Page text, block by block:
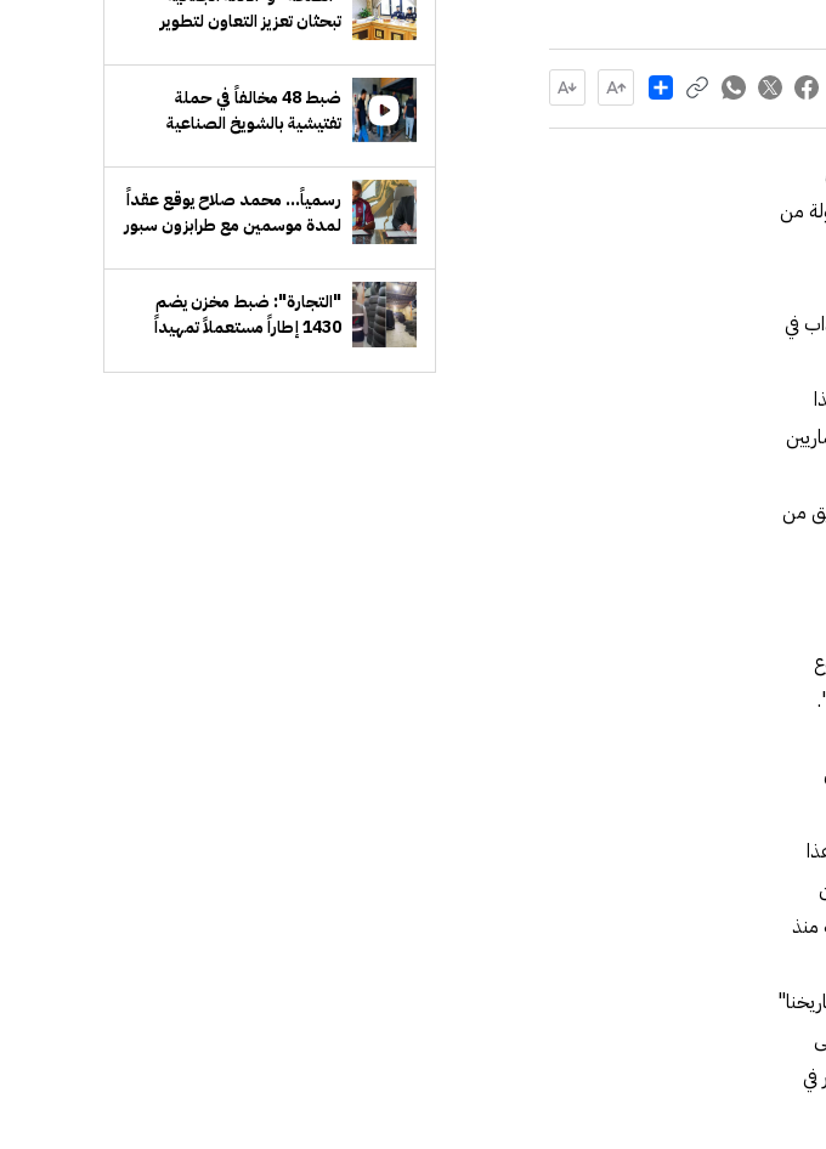
Share
للعمارة لعام 2021 تحت عنوان (كيف نعيش معا) ضمن 46 دولة من
في
من
منذ
في
تبحثان تعزيز التعاون لتطوير
الشرعي
ضبط 48 مخالفاً في حملة
تفتيشية بالشويخ الصناعية
رسمياً... محمد صلاح يوقع عقداً
لمدة موسمين مع طرابزون سبور
"التجارة": ضبط مخزن يضم
1430 إطاراً مستعملاً تمهيداً